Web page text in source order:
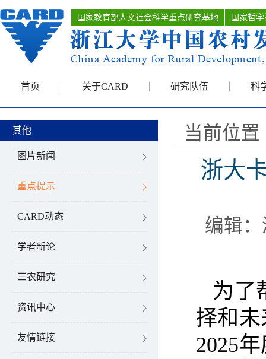
国家教育部人文社会科学重点研究基地 国家哲
首页 关于CARD 研究队伍 科
其他
图片新闻
重点提示
CARD动态
学者新论
三农研究
资讯中心
友情链接
当前位置
浙大
编辑
为了
择和
2025